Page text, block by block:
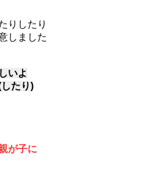
りしたり
しました
いよ
たり)
が子に